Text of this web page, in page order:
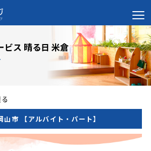
ビス 晴る日 米倉
山市 【アルバイト・パート】